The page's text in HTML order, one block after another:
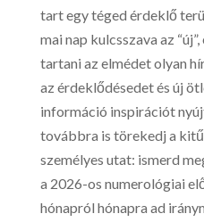
tart egy téged érdeklő
mai nap kulcsszava az
tartani az elmédet olyan
az érdeklődésedet és új
információ inspirációt
továbbra is törekedj a
személyes utat: ismerd
a 2026-os numerológiai
hónapról hónapra ad